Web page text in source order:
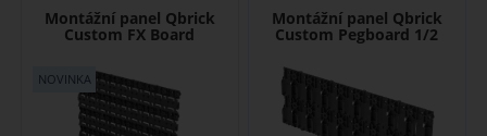
Montážní panel Qbrick
Custom FX Board
Montážní panel Qbrick
Custom Pegboard 1/2